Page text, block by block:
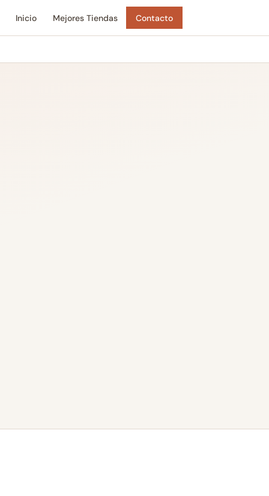
Inicio Mejores Tiendas Contacto